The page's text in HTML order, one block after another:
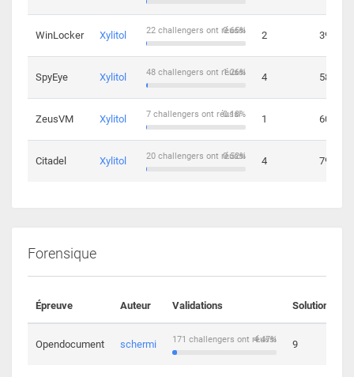
WinLocker Xylitol 0.65%
22 challengers ont réussi 2 39
SpyEye Xylitol 1.26%
48 challengers ont réussi 4 58
ZeusVM Xylitol 0.18%
7 challengers ont réussi 1 60
Citadel Xylitol 0.52%
20 challengers ont réussi 4 79
Forensique
Épreuve Auteur Validations Solutions
Opendocument schermi 4.47%
171 challengers ont réussi 9